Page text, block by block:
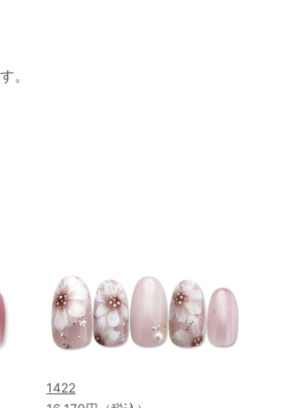
。
1422